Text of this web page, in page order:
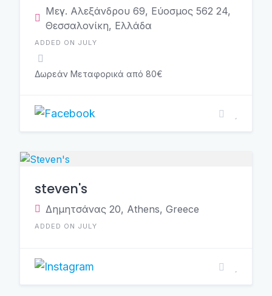
Μεγ. Αλεξάνδρου 69, Εύοσμος 562 24,
Θεσσαλονίκη, Ελλάδα
ADDED ON JULY
Δωρεάν Μεταφορικά από 80€
steven's
Δημητσάνας 20, Athens, Greece
ADDED ON JULY